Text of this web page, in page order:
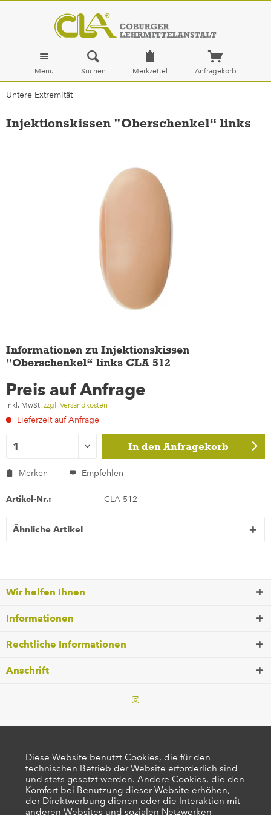
Menü Suchen Merkzettel Anfragekorb
Untere Extremität
Injektionskissen "Oberschenkel“ links
Informationen zu Injektionskissen
"Oberschenkel“ links CLA 512
Preis auf Anfrage
inkl. MwSt. zzgl. Versandkosten
Lieferzeit auf Anfrage
In den Anfragekorb
Merken Empfehlen
Artikel-Nr.: CLA 512
Ähnliche Artikel
Wir helfen Ihnen
Informationen
Rechtliche Informationen
Anschrift
Diese Website benutzt Cookies, die für den
technischen Betrieb der Website erforderlich sind
und stets gesetzt werden. Andere Cookies, die den
Komfort bei Benutzung dieser Website erhöhen,
der Direktwerbung dienen oder die Interaktion mit
anderen Websites und sozialen Netzwerken